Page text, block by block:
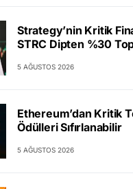
Strategy’nin Kritik
STRC Dipten %30
5 AĞUSTOS 2026
Ethereum’dan Kritik
Ödülleri Sıfırlanabilir
5 AĞUSTOS 2026